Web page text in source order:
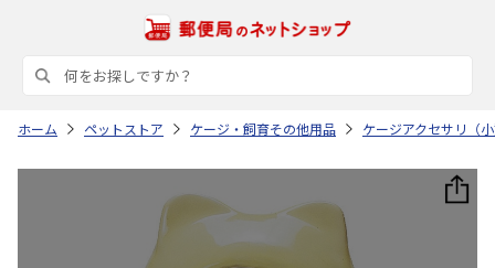
ホーム ペットストア ケージ・飼育その他用品 ケージアクセサリ（